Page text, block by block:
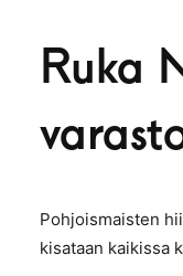
Ruka
Pohjoismaisten
kisataan kaikissa